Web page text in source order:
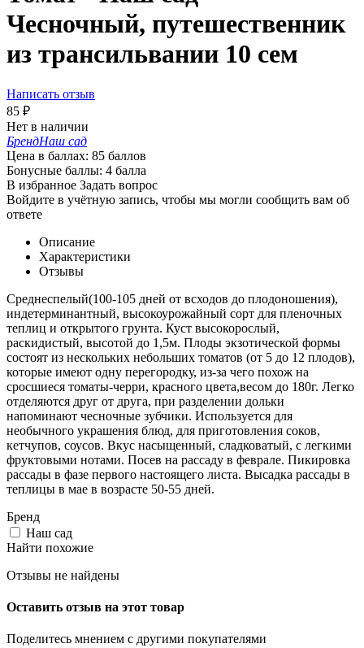
Чесночный, путешественник
из трансильвании 10 сем
Написать отзыв
85 ₽
Нет в наличии
БрендНаш сад
Цена в баллах: 85 баллов
Бонусные баллы: 4 балла
В избранное Задать вопрос
Войдите в учётную запись, чтобы мы могли сообщить вам об
ответе
Описание
Характеристики
Отзывы
Среднеспелый(100-105 дней от всходов до плодоношения),
индетерминантный, высокоурожайный сорт для пленочных
теплиц и открытого грунта. Куст высокорослый,
раскидистый, высотой до 1,5м. Плоды экзотической формы
состоят из нескольких небольших томатов (от 5 до 12 плодов),
которые имеют одну перегородку, из-за чего похож на
сросшиеся томаты-черри, красного цвета,весом до 180г. Легко
отделяются друг от друга, при разделении дольки
напоминают чесночные зубчики. Используется для
необычного украшения блюд, для приготовления соков,
кетчупов, соусов. Вкус насыщенный, сладковатый, с легкими
фруктовыми нотами. Посев на рассаду в феврале. Пикировка
рассады в фазе первого настоящего листа. Высадка рассады в
теплицы в мае в возрасте 50-55 дней.
Бренд
Наш сад
Найти похожие
Отзывы не найдены
Оставить отзыв на этот товар
Поделитесь мнением с другими покупателями